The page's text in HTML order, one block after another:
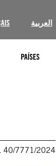
العربية
PAÍSES
40/7771/2024